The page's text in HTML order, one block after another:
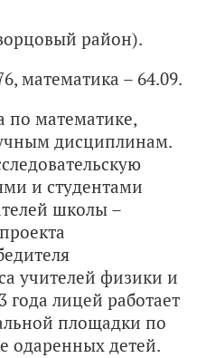
район).
математика – 64.09.
по математике,
дисциплинам.
и студентами
школы –
учителей физики и
года лицей работает
площадки по
одаренных детей.